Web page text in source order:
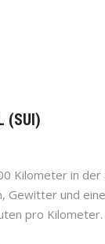
(SUI)
Kilometer in
Gewitter und
pro Kilometer.